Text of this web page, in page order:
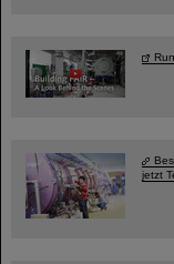
jetzt